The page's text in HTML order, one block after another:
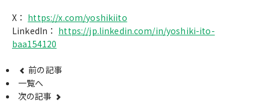
X： https://x.com/yoshikiito
LinkedIn： https://jp.linkedin.com/in/yoshiki-ito-
baa154120
前の記事
一覧へ
次の記事